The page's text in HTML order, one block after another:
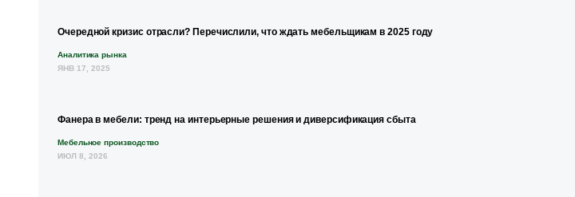
Очередной кризис отрасли? Перечислили, что ждать мебельщикам в 2025 году
Аналитика рынка
ЯНВ 17, 2025
Фанера в мебели: тренд на интерьерные решения и диверсификация сбыта
Мебельное производство
ИЮЛ 8, 2026